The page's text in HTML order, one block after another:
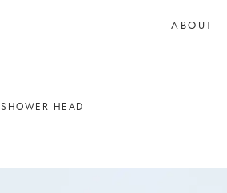
ABOUT
SHOWER HEAD